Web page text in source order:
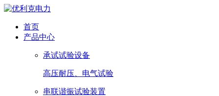
首页
产品中心
承试试验设备
高压耐压、电气试验
串联谐振试验装置